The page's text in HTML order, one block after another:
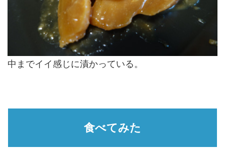
中までイイ感じに漬かっている。
食べてみた